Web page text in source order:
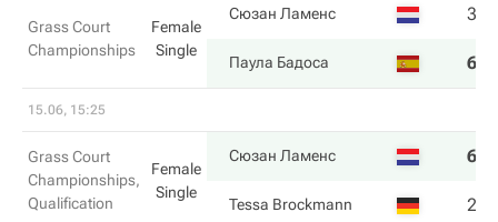
Grass Court
Championships
Female
Single
Сюзан Ламенс 3
Паула Бадоса 6
15.06, 15:25
Grass Court
Championships,
Qualification
Female
Single
Сюзан Ламенс 6
Tessa Brockmann 2